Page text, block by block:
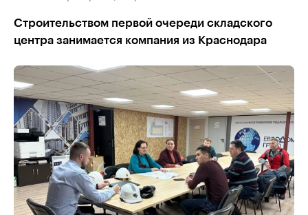
Строительством первой очереди складского
центра занимается компания из Краснодара